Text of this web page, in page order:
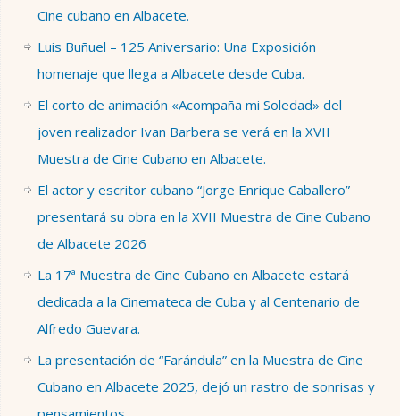
Cine cubano en Albacete.
Luis Buñuel – 125 Aniversario: Una Exposición
homenaje que llega a Albacete desde Cuba.
El corto de animación «Acompaña mi Soledad» del
joven realizador Ivan Barbera se verá en la XVII
Muestra de Cine Cubano en Albacete.
El actor y escritor cubano “Jorge Enrique Caballero”
presentará su obra en la XVII Muestra de Cine Cubano
de Albacete 2026
La 17ª Muestra de Cine Cubano en Albacete estará
dedicada a la Cinemateca de Cuba y al Centenario de
Alfredo Guevara.
La presentación de “Farándula” en la Muestra de Cine
Cubano en Albacete 2025, dejó un rastro de sonrisas y